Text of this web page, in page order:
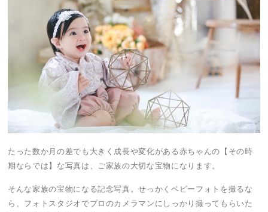
たった数か月の差でも大きく成長や変化がある赤ちゃんの【その時
期ならでは】な写真は、ご家族の大切な宝物になります。
そんな家族の宝物になる記念写真。せっかくベビーフォトを撮るな
ら、フォトスタジオでプロのカメラマンにしっかり撮ってもらいた